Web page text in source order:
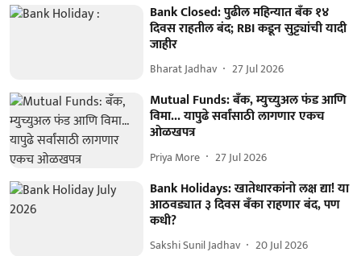
Bank Closed: पुढील महिन्यात बँक १४
दिवस राहतील बंद; RBI कडून सुट्ट्यांची यादी
जाहीर
Bharat Jadhav 27 Jul 2026
Mutual Funds: बँक, म्युच्युअल फंड आणि
विमा... यापुढे सर्वांसाठी लागणार एकच
ओळखपत्र
Priya More 27 Jul 2026
Bank Holidays: खातेधारकांनो लक्ष द्या! या
आठवड्यात ३ दिवस बँका राहणार बंद, पण
कधी?
Sakshi Sunil Jadhav 20 Jul 2026